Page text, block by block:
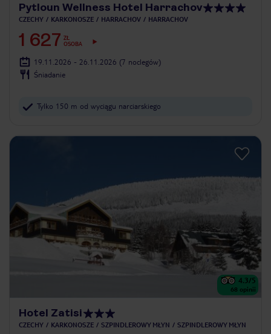
Pytloun Wellness Hotel Harrachov
CZECHY KARKONOSZE HARRACHOV HARRACHOV
1 627 ZŁ
OSOBA
19.11.2026 - 26.11.2026 (7 noclegów)
Śniadanie
Tylko 150 m od wyciągu narciarskiego
4.3/5
68 opinii
Hotel Zatisi
CZECHY KARKONOSZE SZPINDLEROWY MŁYN SZPINDLEROWY MŁYN